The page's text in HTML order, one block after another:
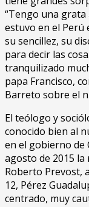
“Tengo una grata
estuvo en el Perú
su sencillez, su
para decir las
tranquilizado
papa Francisco,
Barreto sobre el
El teólogo y
conocido bien al
en el gobierno de
agosto de 2015 la
Roberto Prevost,
12, Pérez
centrado, muy